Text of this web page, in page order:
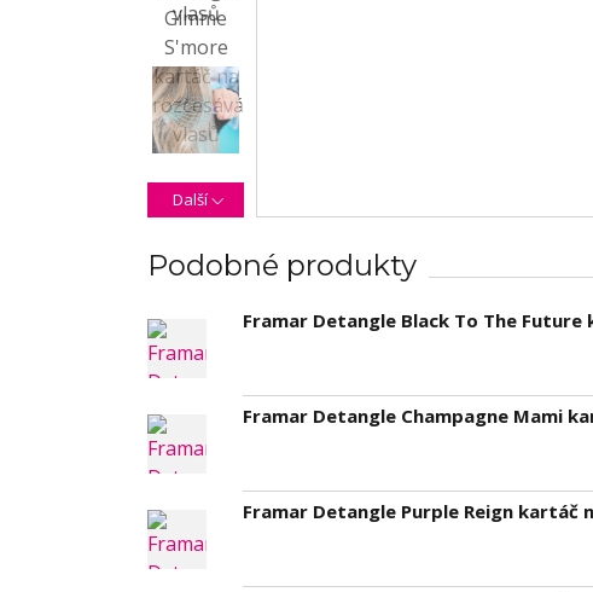
Další
Podobné produkty
Framar Detangle Black To The
Framar Detangle Champagne Mami
Framar Detangle Purple Reign kartáč